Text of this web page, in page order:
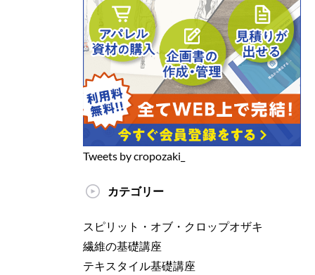
Tweets by cropozaki_
カテゴリー
スピリット・オブ・クロップオザキ
繊維の基礎講座
テキスタイル基礎講座